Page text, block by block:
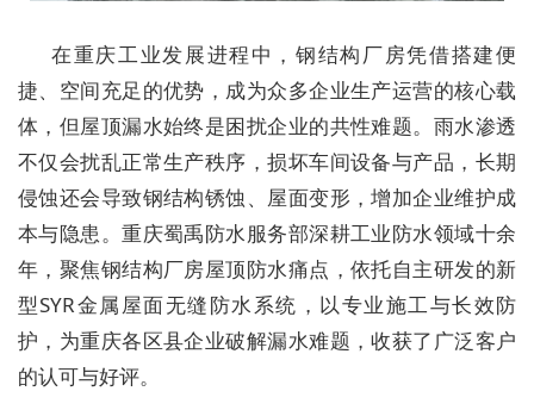
在重庆工业发展进程中，钢结构厂房凭借搭建便
捷、空间充足的优势，成为众多企业生产运营的核心载
体，但屋顶漏水始终是困扰企业的共性难题。雨水渗透
不仅会扰乱正常生产秩序，损坏车间设备与产品，长期
侵蚀还会导致钢结构锈蚀、屋面变形，增加企业维护成
本与隐患。重庆蜀禹防水服务部深耕工业防水领域十余
年，聚焦钢结构厂房屋顶防水痛点，依托自主研发的新
型SYR金属屋面无缝防水系统，以专业施工与长效防
护，为重庆各区县企业破解漏水难题，收获了广泛客户
的认可与好评。